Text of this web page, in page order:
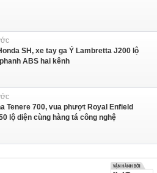
SH, xe tay ga Ý Lambretta J200 lộ
ABS hai kênh
Tenere 700, vua phượt Royal Enfield
lộ diện cùng hàng tá công nghệ